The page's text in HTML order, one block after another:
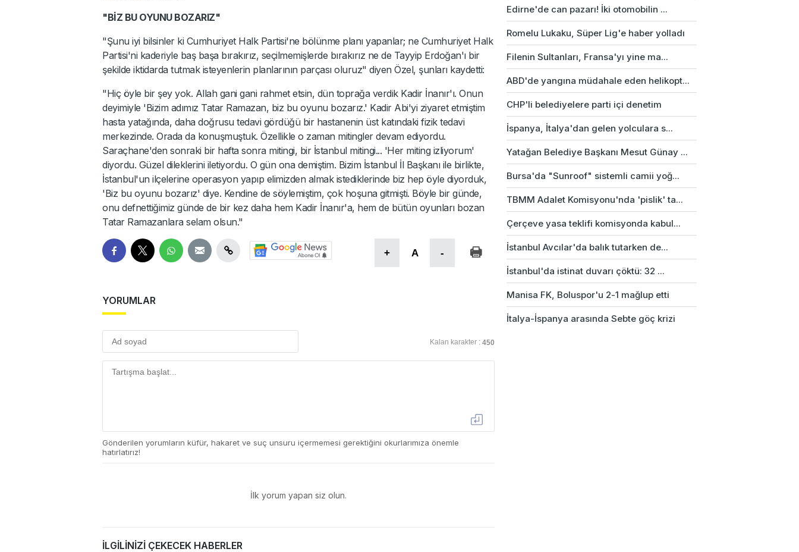
"BİZ BU OYUNU BOZARIZ"
"Şunu iyi bilsinler ki Cumhuriyet Halk Partisi'ne bölünme planı yapanlar; ne Cumhuriyet Halk
Partisi'ni kaderiyle baş başa bırakırız, seçilmemişlerde bırakırız ne de Tayyip Erdoğan'ı bir
şekilde iktidarda tutmak isteyenlerin planlarının parçası oluruz" diyen Özel, şunları kaydetti:
"Hiç öyle bir şey yok. Allah gani gani rahmet etsin, dün toprağa verdik Kadir İnanır'ı. Onun
deyimiyle 'Bizim adımız Tatar Ramazan, biz bu oyunu bozarız.' Kadir Abi'yi ziyaret etmiştim
hasta yatağında, daha doğrusu tedavi gördüğü bir hastanenin üst katındaki fizik tedavi
merkezinde. Orada da konuşmuştuk. Özellikle o zaman mitingler devam ediyordu.
Saraçhane'den sonraki bir hafta sonra mitingi, bir İstanbul mitingi... 'Her miting izliyorum'
diyordu. Güzel dileklerini iletiyordu. O gün ona demiştim. Bizim İstanbul İl Başkanı ile birlikte,
İstanbul'un ilçelerine operasyon yapıp elimizden almak istediklerinde biz hep öyle diyorduk,
'Biz bu oyunu bozarız' diye. Kendine de söylemiştim, çok hoşuna gitmişti. Böyle bir günde,
onu defnettiğimiz günde de bir kez daha hem Kadir İnanır'a, hem de bütün oyunları bozan
Tatar Ramazanlara selam olsun."
+ A -
YORUMLAR
Kalan karakter : 450
Gönderilen yorumların küfür, hakaret ve suç unsuru içermemesi gerektiğini okurlarımıza önemle
hatırlatırız!
İlk yorum yapan siz olun.
İLGİLİNİZİ ÇEKECEK HABERLER
Edirne'de can pazarı! İki otomobilin ...
Romelu Lukaku, Süper Lig'e haber yolladı
Filenin Sultanları, Fransa'yı yine ma...
ABD'de yangına müdahale eden helikopt...
CHP'li belediyelere parti içi denetim
İspanya, İtalya'dan gelen yolculara s...
Yatağan Belediye Başkanı Mesut Günay ...
Bursa'da "Sunroof" sistemli camii yoğ...
TBMM Adalet Komisyonu'nda 'pislik' ta...
Çerçeve yasa teklifi komisyonda kabul...
İstanbul Avcılar'da balık tutarken de...
İstanbul'da istinat duvarı çöktü: 32 ...
Manisa FK, Boluspor'u 2-1 mağlup etti
İtalya-İspanya arasında Sebte göç krizi